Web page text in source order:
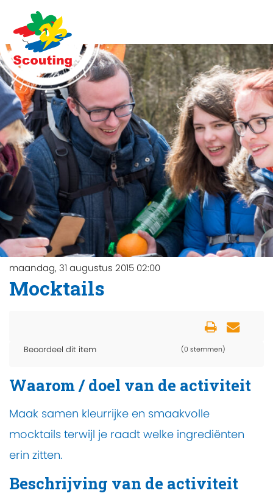
maandag, 31 augustus 2015 02:00
Mocktails
Beoordeel dit item (0 stemmen)
Waarom / doel van de activiteit
Maak samen kleurrijke en smaakvolle
mocktails terwijl je raadt welke ingrediënten
erin zitten.
Beschrijving van de activiteit